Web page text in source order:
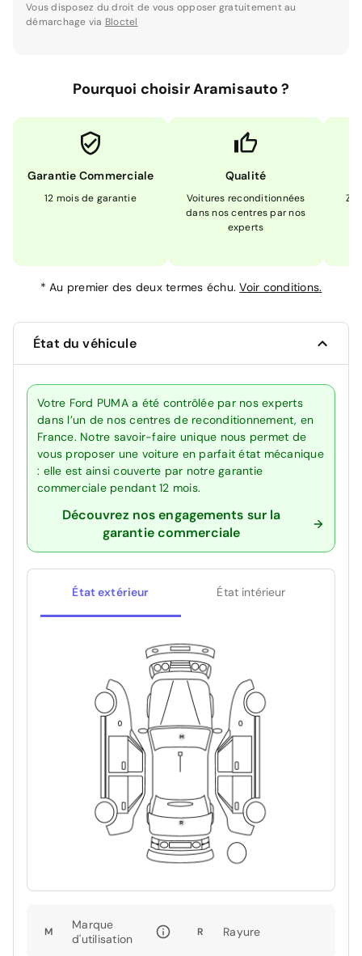
Vous disposez du droit de vous opposer gratuitement au
démarchage via Bloctel
Pourquoi choisir Aramisauto ?
Garantie Commerciale
12 mois de garantie
Qualité
Voitures reconditionnées
dans nos centres par nos
experts
*Au premier des deux termes échu.Voir conditions.
État du véhicule
Votre Ford PUMA a été contrôlée par nos experts
dans l’un de nos centres de reconditionnement, en
France. Notre savoir-faire unique nous permet de
vous proposer une voiture en parfait état mécanique
: elle est ainsi couverte par notre garantie
commerciale pendant 12 mois.
Découvrez nos engagements sur la
garantie commerciale
État extérieur État intérieur
M
Marque
d'utilisation
R Rayure